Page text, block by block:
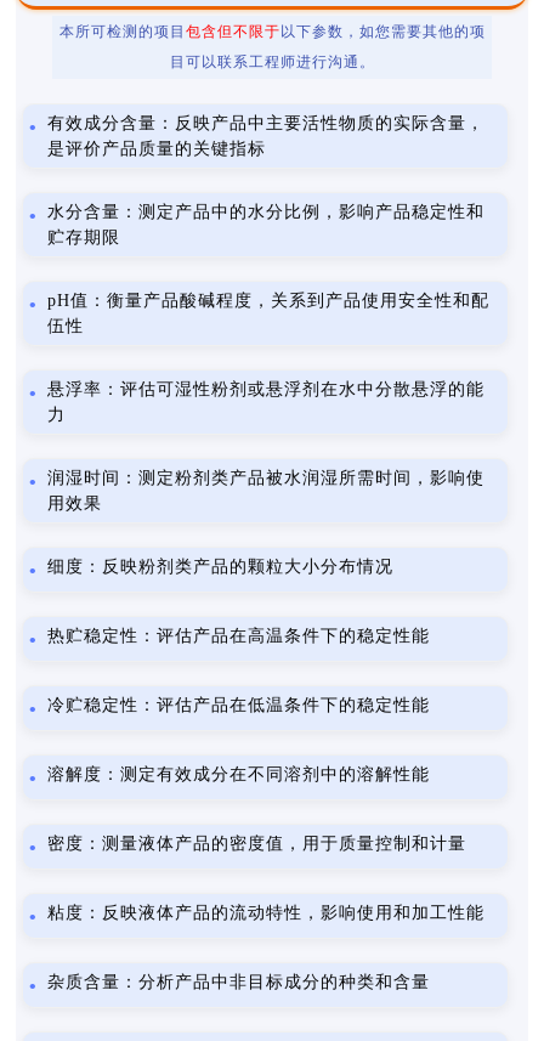
本所可检测的项目 包含但不限于 以下参数，如您需要其他的项
目可以联系工程师进行沟通。
有效成分含量：反映产品中主要活性物质的实际含量，
是评价产品质量的关键指标
水分含量：测定产品中的水分比例，影响产品稳定性和
贮存期限
pH值：衡量产品酸碱程度，关系到产品使用安全性和配
伍性
悬浮率：评估可湿性粉剂或悬浮剂在水中分散悬浮的能
力
润湿时间：测定粉剂类产品被水润湿所需时间，影响使
用效果
细度：反映粉剂类产品的颗粒大小分布情况
热贮稳定性：评估产品在高温条件下的稳定性能
冷贮稳定性：评估产品在低温条件下的稳定性能
溶解度：测定有效成分在不同溶剂中的溶解性能
密度：测量液体产品的密度值，用于质量控制和计量
粘度：反映液体产品的流动特性，影响使用和加工性能
杂质含量：分析产品中非目标成分的种类和含量